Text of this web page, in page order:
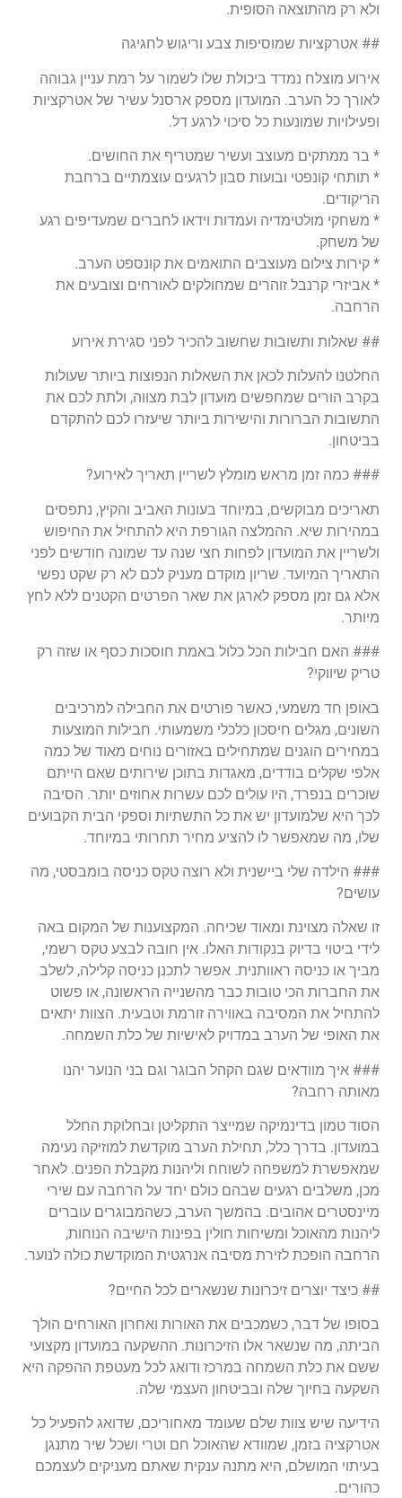
ולא רק מהתוצאה הסופית.
## אטרקציות שמוסיפות צבע וריגוש לחגיגה
אירוע מוצלח נמדד ביכולת שלו לשמור על רמת עניין גבוהה
לאורך כל הערב. המועדון מספק ארסנל עשיר של אטרקציות
ופעילויות שמונעות כל סיכוי לרגע דל.
* בר ממתקים מעוצב ועשיר שמטריף את החושים.
* תותחי קונפטי ובועות סבון לרגעים עוצמתיים ברחבת
הריקודים.
* משחקי מולטימדיה ועמדות וידאו לחברים שמעדיפים רגע
של משחק.
* קירות צילום מעוצבים התואמים את קונספט הערב.
* אביזרי קרנבל זוהרים שמחולקים לאורחים וצובעים את
הרחבה.
## שאלות ותשובות שחשוב להכיר לפני סגירת אירוע
החלטנו להעלות לכאן את השאלות הנפוצות ביותר שעולות
בקרב הורים שמחפשים מועדון לבת מצווה, ולתת לכם את
התשובות הברורות והישירות ביותר שיעזרו לכם להתקדם
בביטחון.
### כמה זמן מראש מומלץ לשריין תאריך לאירוע?
תאריכים מבוקשים, במיוחד בעונות האביב והקיץ, נתפסים
במהירות שיא. ההמלצה הגורפת היא להתחיל את החיפוש
ולשריין את המועדון לפחות חצי שנה עד שמונה חודשים לפני
התאריך המיועד. שריון מוקדם מעניק לכם לא רק שקט נפשי
אלא גם זמן מספק לארגן את שאר הפרטים הקטנים ללא לחץ
מיותר.
### האם חבילות הכל כלול באמת חוסכות כסף או שזה רק
טריק שיווקי?
באופן חד משמעי, כאשר פורטים את החבילה למרכיבים
השונים, מגלים חיסכון כלכלי משמעותי. חבילות המוצעות
במחירים הוגנים שמתחילים באזורים נוחים מאוד של כמה
אלפי שקלים בודדים, מאגדות בתוכן שירותים שאם הייתם
שוכרים בנפרד, היו עולים לכם עשרות אחוזים יותר. הסיבה
לכך היא שלמועדון יש את כל התשתיות וספקי הבית הקבועים
שלו, מה שמאפשר לו להציע מחיר תחרותי במיוחד.
### הילדה שלי ביישנית ולא רוצה טקס כניסה בומבסטי, מה
עושים?
זו שאלה מצוינת ומאוד שכיחה. המקצוענות של המקום באה
לידי ביטוי בדיוק בנקודות האלו. אין חובה לבצע טקס רשמי,
מביך או כניסה ראוותנית. אפשר לתכנן כניסה קלילה, לשלב
את החברות הכי טובות כבר מהשנייה הראשונה, או פשוט
להתחיל את המסיבה באווירה זורמת וטבעית. הצוות יתאים
את האופי של הערב במדויק לאישיות של כלת השמחה.
### איך מוודאים שגם הקהל הבוגר וגם בני הנוער יהנו
מאותה רחבה?
הסוד טמון בדינמיקה שמייצר התקליטן ובחלוקת החלל
במועדון. בדרך כלל, תחילת הערב מוקדשת למוזיקה נעימה
שמאפשרת למשפחה לשוחח וליהנות מקבלת הפנים. לאחר
מכן, משלבים רגעים שבהם כולם יחד על הרחבה עם שירי
מיינסטרים אהובים. בהמשך הערב, כשהמבוגרים עוברים
ליהנות מהאוכל ומשיחות חולין בפינות הישיבה הנוחות,
הרחבה הופכת לזירת מסיבה אנרגטית המוקדשת כולה לנוער.
## כיצד יוצרים זיכרונות שנשארים לכל החיים?
בסופו של דבר, כשמכבים את האורות ואחרון האורחים הולך
הביתה, מה שנשאר אלו הזיכרונות. ההשקעה במועדון מקצועי
ששם את כלת השמחה במרכז ודואג לכל מעטפת ההפקה היא
השקעה בחיוך שלה ובביטחון העצמי שלה.
הידיעה שיש צוות שלם שעומד מאחוריכם, שדואג להפעיל כל
אטרקציה בזמן, שמוודא שהאוכל חם וטרי ושכל שיר מתנגן
בעיתוי המושלם, היא מתנה ענקית שאתם מעניקים לעצמכם
כהורים.